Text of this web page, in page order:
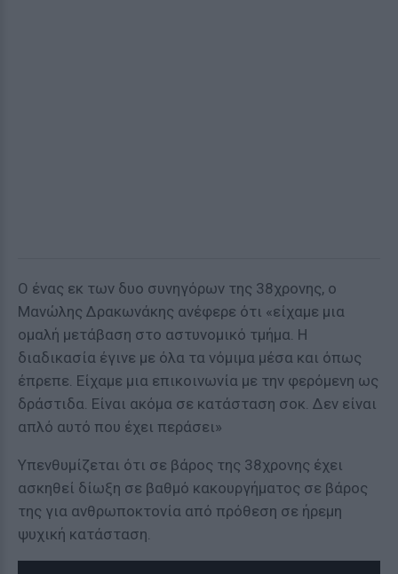
Ο ένας εκ των δυο συνηγόρων της 38χρονης, ο
Μανώλης Δρακωνάκης ανέφερε ότι «είχαμε μια
ομαλή μετάβαση στο αστυνομικό τμήμα. Η
διαδικασία έγινε με όλα τα νόμιμα μέσα και όπως
έπρεπε. Είχαμε μια επικοινωνία με την φερόμενη ως
δράστιδα. Είναι ακόμα σε κατάσταση σοκ. Δεν είναι
απλό αυτό που έχει περάσει»
Υπενθυμίζεται ότι σε βάρος της 38χρονης έχει
ασκηθεί δίωξη σε βαθμό κακουργήματος σε βάρος
της για ανθρωποκτονία από πρόθεση σε ήρεμη
ψυχική κατάσταση.